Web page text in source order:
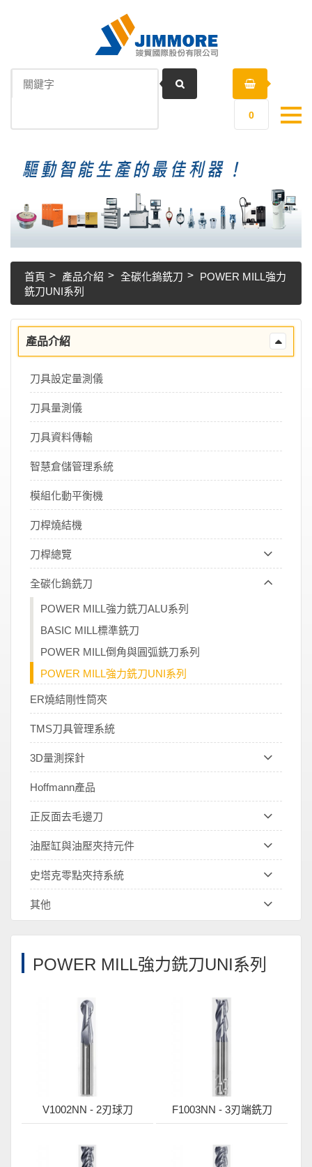
0
首頁 產品介紹 全碳化鎢銑刀
POWER MILL強力
銑刀UNI系列
產品介紹
刀具設定量測儀
刀具量測儀
刀具資料傳輸
智慧倉儲管理系統
模組化動平衡機
刀桿燒結機
刀桿總覽
全碳化鎢銑刀
POWER MILL強力銑刀ALU系列
BASIC MILL標準銑刀
POWER MILL倒角與圓弧銑刀系列
POWER MILL強力銑刀UNI系列
ER燒結剛性筒夾
TMS刀具管理系統
3D量測探針
Hoffmann產品
正反面去毛邊刀
油壓缸與油壓夾持元件
史塔克零點夾持系統
其他
POWER MILL強力銑刀UNI系列
V1002NN - 2刃球刀 F1003NN - 3刃端銑刀